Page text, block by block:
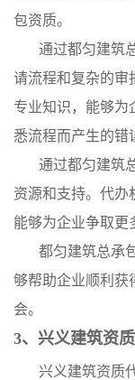
包资质。
通过都匀建筑
请流程和复杂的审
专业知识，能够为
悉流程而产生的错
通过都匀建筑
资源和支持。代办
能够为企业争取更
都匀建筑总承
够帮助企业顺利获
会。
3、兴义建筑资
兴义建筑资质